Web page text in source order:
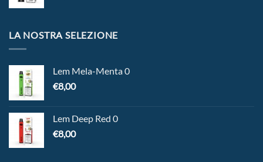
LA NOSTRA SELEZIONE
Lem Mela-Menta 0
€8,00
Lem Deep Red 0
€8,00